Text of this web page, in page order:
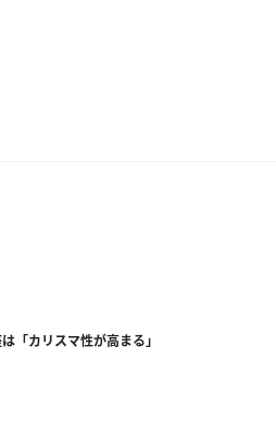
「カリスマ性が高まる」